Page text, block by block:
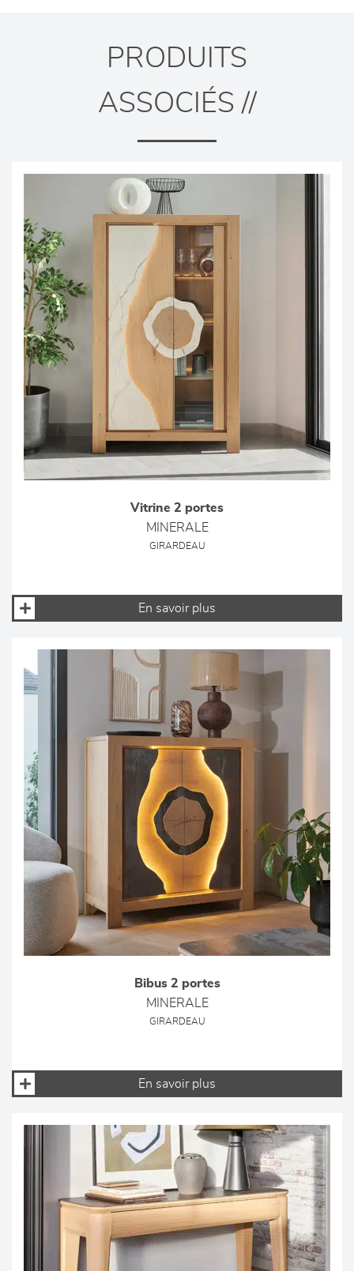
PRODUITS
ASSOCIÉS //
Vitrine 2 portes
MINERALE
GIRARDEAU
En savoir plus
Bibus 2 portes
MINERALE
GIRARDEAU
En savoir plus